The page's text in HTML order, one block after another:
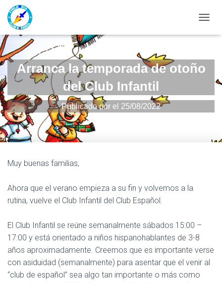
Arranca la temporada de otoño
del Club Infantil
Publicado por el 25/08/2022
Muy buenas familias,
Ahora que el verano empieza a su fin y volvemos a la
rutina, vuelve el Club Infantil del Club Español.
El Club Infantil se reúne semanalmente sábados 15:00 –
17:00 y está orientado a niños hispanohablantes de 3-8
años aproximadamente. Creemos que es importante verse
con asiduidad (semanalmente) para asentar que el venir al
“club de español” sea algo tan importante o más como